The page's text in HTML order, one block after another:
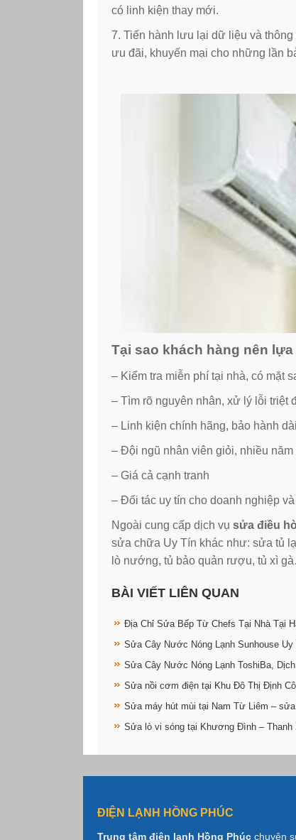
có linh kiện thay mới.
7. Tiến hành lưu lại dữ liệu và
ưu đãi, khuyến mại cho những lần
Tại sao khách hàng nên
– Kiểm tra miễn phí tại nhà, có mặt
– Tìm rõ nguyên nhân, xử lý lỗi triệt
– Linh kiện chính hãng, bảo hành
– Đội ngũ nhân viên giỏi, nhiều
– Giá cả cạnh tranh
– Đối tác uy tín cho doanh nghiệp
Ngoài cung cấp dịch vụ sửa điều
sửa chữa Uy Tín khác như: sửa tủ
lò nướng, tủ bảo quản rượu, tủ xì
BÀI VIẾT LIÊN QUAN
Địa Chỉ Sửa Bếp Từ Chefs Tại Nhà Tại
Sửa Cây Nước Nóng Lạnh Sunhouse
Sửa Cây Nước Nóng Lạnh ToshiBa,
Sửa nồi cơm điện tại Khu Đô Thị Định
Sửa máy hút mùi tại Nam Từ Liêm –
Sửa lò vi sóng tại Khương Đình –
ĐIỆN LẠNH HỒNG PHÚC
Trung tâm điện lạnh Hồng Phúc chuyên